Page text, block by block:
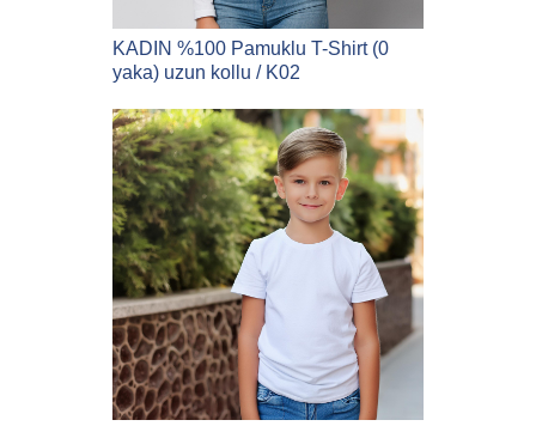
KADIN %100 Pamuklu T-Shirt (0
yaka) uzun kollu / K02